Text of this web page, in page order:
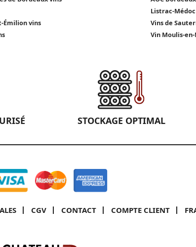
Listrac-
Émilion vins
Vins de
Vin Moulis-
STOCKAGE OPTIMAL
CGV CONTACT COMPTE CLIENT